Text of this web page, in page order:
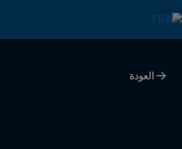
العودة